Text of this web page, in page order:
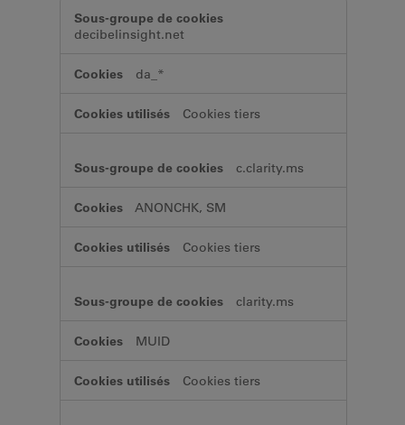
de
performance
decibelinsight.net
da_*
Cookies tiers
c.clarity.ms
ANONCHK, SM
Cookies tiers
clarity.ms
MUID
Cookies tiers